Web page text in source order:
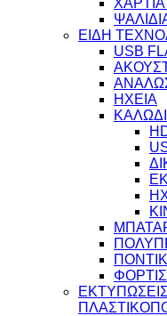
ΕΙΔΗ
USB
ΗΧΕΙΑ